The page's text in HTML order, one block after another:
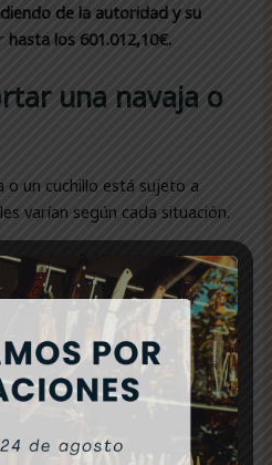
de la autoridad y su
hasta los 601.012,10€.
una navaja o
o un cuchillo está sujeto a
varían según cada situación.
un cuchillo en el
te desplacespara realizar
,y que la longitud de la
embargo, es recomendable
regreses la navaja o el
cualquier tipo de sanción.